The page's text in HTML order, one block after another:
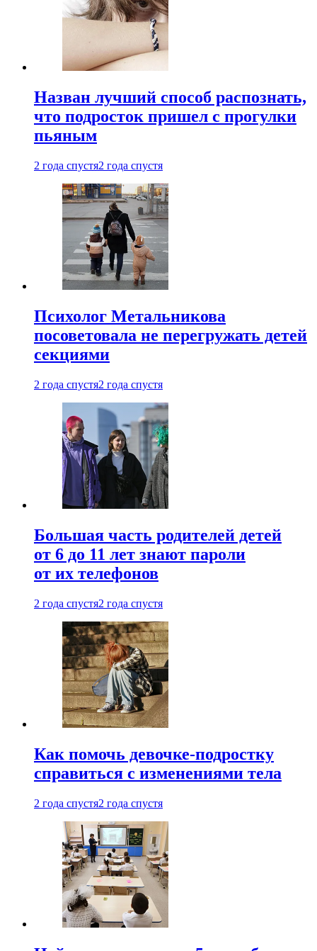
Назван лучший способ распознать,
что подросток пришел с прогулки
пьяным
2 года спустя2 года спустя
Психолог Метальникова
посоветовала не перегружать детей
секциями
2 года спустя2 года спустя
Большая часть родителей детей
от 6 до 11 лет знают пароли
от их телефонов
2 года спустя2 года спустя
Как помочь девочке-подростку
справиться с изменениями тела
2 года спустя2 года спустя